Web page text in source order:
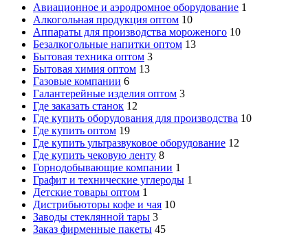
Авиационное и аэродромное оборудование 1
Алкогольная продукция оптом 10
Аппараты для производства мороженого 10
Безалкогольные напитки оптом 13
Бытовая техника оптом 3
Бытовая химия оптом 13
Газовые компании 6
Галантерейные изделия оптом 3
Где заказать станок 12
Где купить оборудования для производства 10
Где купить оптом 19
Где купить ультразвуковое оборудование 12
Где купить чековую ленту 8
Горнодобывающие компании 1
Графит и технические углероды 1
Детские товары оптом 1
Дистрибьюторы кофе и чая 10
Заводы стеклянной тары 3
Заказ фирменные пакеты 45